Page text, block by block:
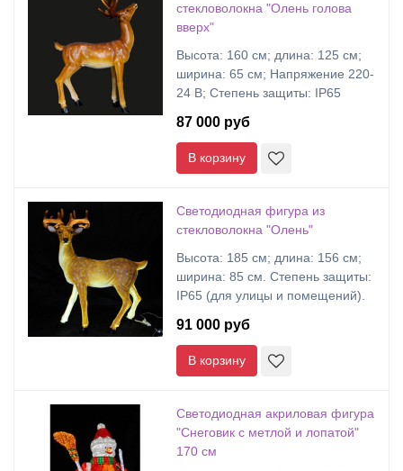
стекловолокна "Олень голова
вверх"
Высота: 160 см; длина: 125 см;
ширина: 65 см; Напряжение 220-
24 В; Степень защиты: IP65
87 000 руб
В корзину
Светодиодная фигура из
стекловолокна "Олень"
Высота: 185 см; длина: 156 см;
ширина: 85 см. Степень защиты:
IP65 (для улицы и помещений).
91 000 руб
В корзину
Светодиодная акриловая фигура
"Снеговик с метлой и лопатой"
170 см